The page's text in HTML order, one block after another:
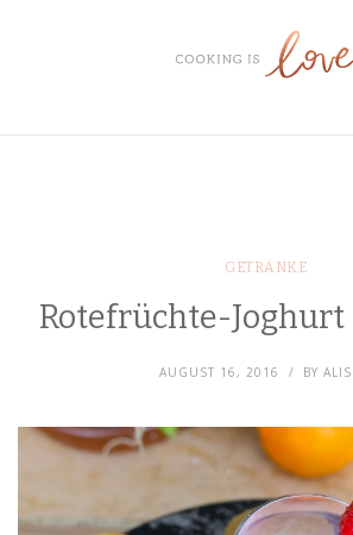
GETRÄNKE
Rotefrüchte-Joghurt
AUGUST 16, 2016 BY